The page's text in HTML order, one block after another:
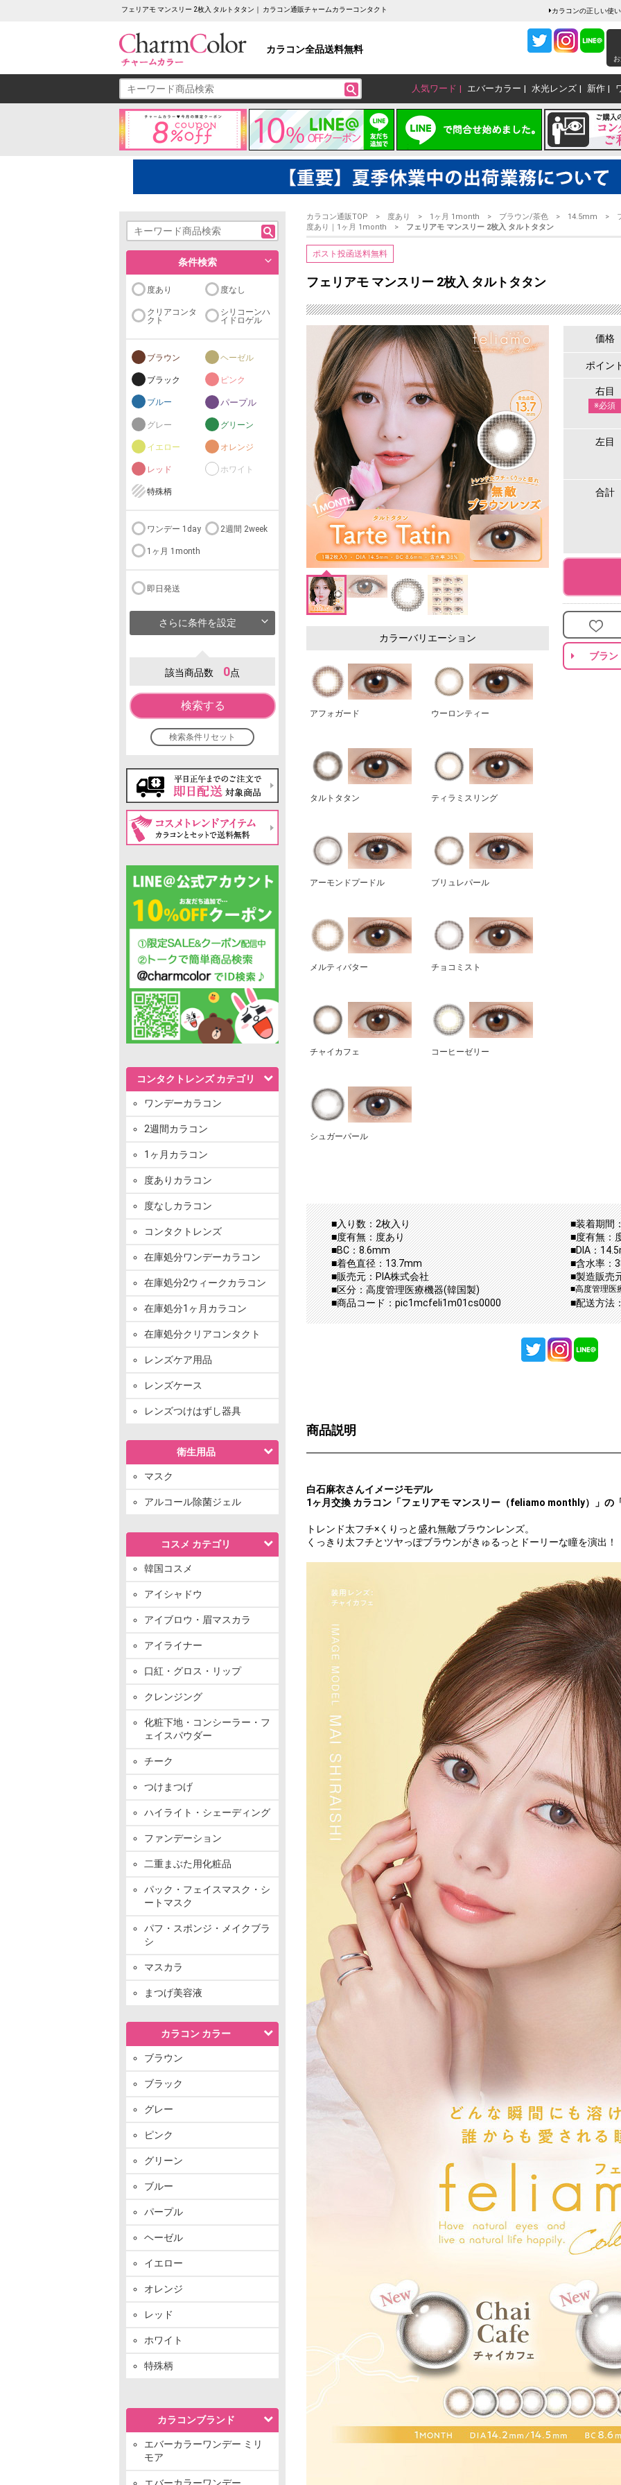
フェリアモ マンスリー 2枚入 タルトタタン｜ カラコン通販チャームカラーコンタクト カラコンの正しい使
カラコン全品送料無料
人気ワード エバーカラー 水光レンズ 新作
条件検索
度あり 度なし
クリアコンタ
クト
シリコーンハ
イドロゲル
ブラウン ヘーゼル
ブラック ピンク
ブルー パープル
グレー グリーン
イエロー オレンジ
レッド ホワイト
特殊柄
ワンデー 1day 2週間 2week
1ヶ月 1month
即日発送
さらに条件を設定
該当商品数 0点
検索する
検索条件リセット
コンタクトレンズ カテゴリ
ワンデーカラコン
2週間カラコン
1ヶ月カラコン
度ありカラコン
度なしカラコン
コンタクトレンズ
在庫処分ワンデーカラコン
在庫処分2ウィークカラコン
在庫処分1ヶ月カラコン
在庫処分クリアコンタクト
レンズケア用品
レンズケース
レンズつけはずし器具
衛生用品
マスク
アルコール除菌ジェル
コスメ カテゴリ
韓国コスメ
アイシャドウ
アイブロウ・眉マスカラ
アイライナー
口紅・グロス・リップ
クレンジング
化粧下地・コンシーラー・フ
ェイスパウダー
チーク
つけまつげ
ハイライト・シェーディング
ファンデーション
二重まぶた用化粧品
パック・フェイスマスク・シ
ートマスク
パフ・スポンジ・メイクブラ
シ
マスカラ
まつげ美容液
カラコン カラー
ブラウン
ブラック
グレー
ピンク
グリーン
ブルー
パープル
ヘーゼル
イエロー
オレンジ
レッド
ホワイト
特殊柄
カラコンブランド
エバーカラーワンデー ミリ
モア
エバーカラーワンデー
カラコン通販TOP 度あり 1ヶ月 1month ブラウン/茶色 14.5mm
度あり｜1ヶ月 1month
フェリアモ マンスリー 2枚入 タルトタタン
ポスト投函送料無料
フェリアモ マンスリー 2枚入 タルトタタン
カラーバリエーション
アフォガード ウーロンティー
タルトタタン ティラミスリング
アーモンドプードル ブリュレパール
メルティバター チョコミスト
チャイカフェ コーヒーゼリー
シュガーパール
価格
ポイン
右目
※必須
左目
合計
ブラン
■入り数：2枚入り
■装着期間
■度有無：度あり
■度有無：
■BC：8.6mm
■DIA：
■着色直径：13.7mm
■含水率：
■販売元：PIA株式会社
■製造販売
■区分：高度管理医療機器(韓国製)
■高度管理医
■商品コード：pic1mcfeli1m01cs0000 ■配送方法
商品説明
白石麻衣さんイメージモデル
1ヶ月交換 カラコン「フェリアモ マンスリー（feliamo monthly）」の
トレンド太フチ×くりっと盛れ無敵ブラウンレンズ。
くっきり太フチとツヤっぽブラウンがきゅるっとドーリーな瞳を演出！